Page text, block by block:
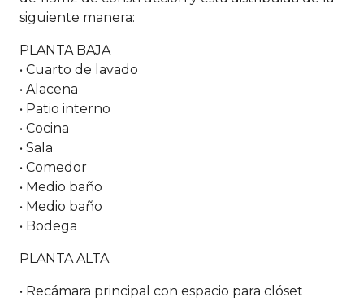
siguiente manera:
PLANTA BAJA
• Cuarto de lavado
• Alacena
• Patio interno
• Cocina
• Sala
• Comedor
• Medio baño
• Medio baño
• Bodega
PLANTA ALTA
• Recámara principal con espacio para clóset